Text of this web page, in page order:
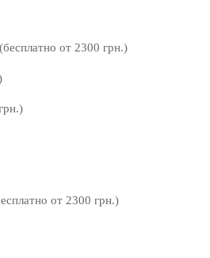
(бесплатно от 2300 грн.)
от 2300 грн.)